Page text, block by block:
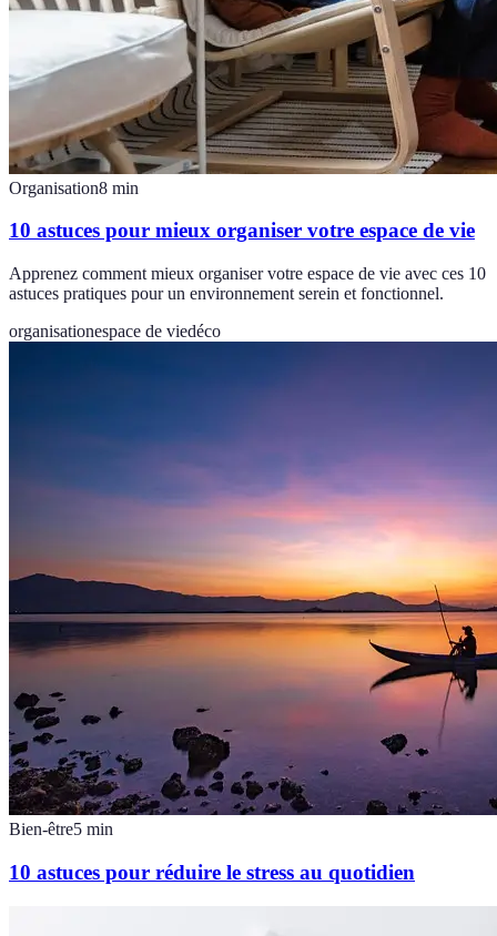
Organisation8 min
10 astuces pour mieux organiser votre espace de vie
Apprenez comment mieux organiser votre espace de vie avec ces 10
astuces pratiques pour un environnement serein et fonctionnel.
organisationespace de viedéco
Bien-être5 min
10 astuces pour réduire le stress au quotidien